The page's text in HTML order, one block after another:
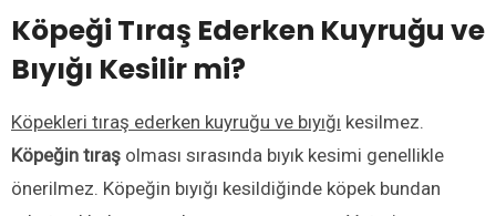
Köpeği Tıraş Ederken Kuyruğu ve
Bıyığı Kesilir mi?
Köpekleri tıraş ederken kuyruğu ve bıyığı kesilmez.
Köpeğin tıraş olması sırasında bıyık kesimi genellikle
önerilmez. Köpeğin bıyığı kesildiğinde köpek bundan